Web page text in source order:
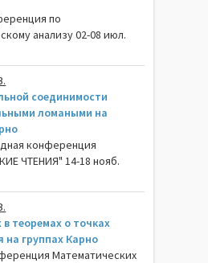
по
анализу 02-08 июл.
соединимости
ломаными на
конференция
ЧТЕНИЯ" 14-18 нояб.
теоремах о точках
на группах Карно
Математических